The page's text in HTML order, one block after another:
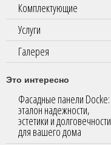
Комплектующие
Услуги
Галерея
Это интересно
Фасадные панели Docke:
эталон надежности,
эстетики и долговечности
для вашего дома